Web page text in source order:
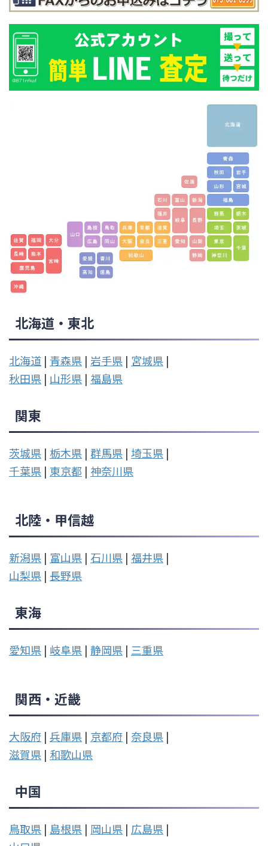
北海道・東北
北海道 | 青森県 | 岩手県 | 宮城県 |
秋田県 | 山形県 | 福島県
関東
茨城県 | 栃木県 | 群馬県 | 埼玉県 |
千葉県 | 東京都 | 神奈川県
北陸・甲信越
新潟県 | 富山県 | 石川県 | 福井県 |
山梨県 | 長野県
東海
愛知県 | 岐阜県 | 静岡県 | 三重県
関西・近畿
大阪府 | 兵庫県 | 京都府 | 奈良県 |
滋賀県 | 和歌山県
中国
鳥取県 | 島根県 | 岡山県 | 広島県 |